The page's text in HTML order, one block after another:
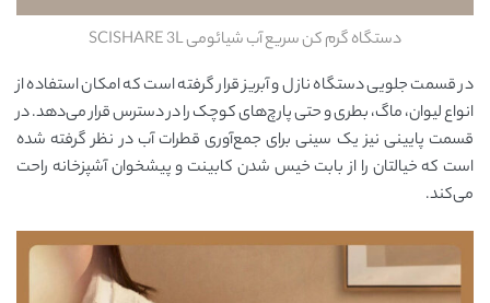
دستگاه گرم کن سریع آب شیائومی SCISHARE 3L
در قسمت جلویی دستگاه نازل و آبریز قرار گرفته است که امکان استفاده از
انواع لیوان، ماگ، بطری و حتی پارچ‌های کوچک را در دسترس قرار می‌دهد. در
قسمت پایینی نیز یک سینی برای جمع‌آوری قطرات آب در نظر گرفته شده
است که خیالتان را از بابت خیس شدن کابینت و پیشخوان آشپزخانه راحت
می‌کند.